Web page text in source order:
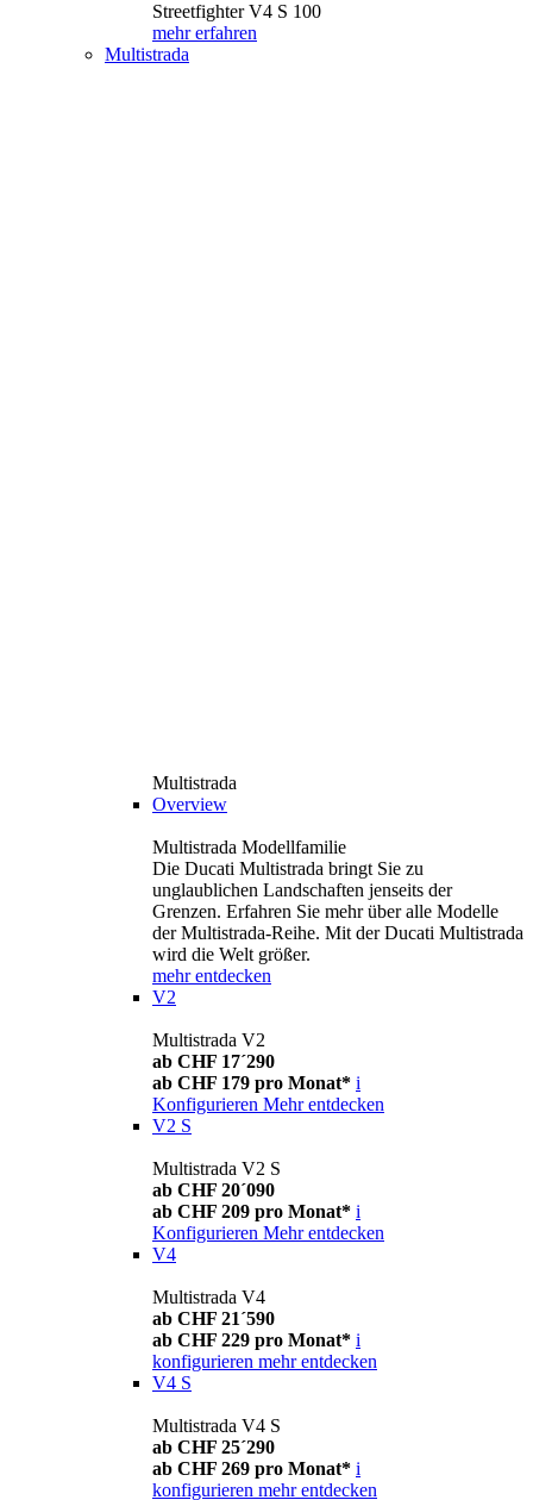
Streetfighter V4 S 100
mehr erfahren
Multistrada
Multistrada
Overview
Multistrada Modellfamilie
Die Ducati Multistrada bringt Sie zu
unglaublichen Landschaften jenseits der
Grenzen. Erfahren Sie mehr über alle Modelle
der Multistrada-Reihe. Mit der Ducati Multistrada
wird die Welt größer.
mehr entdecken
V2
Multistrada V2
ab CHF 17´290
ab CHF 179 pro Monat* i
Konfigurieren Mehr entdecken
V2 S
Multistrada V2 S
ab CHF 20´090
ab CHF 209 pro Monat* i
Konfigurieren Mehr entdecken
V4
Multistrada V4
ab CHF 21´590
ab CHF 229 pro Monat* i
konfigurieren mehr entdecken
V4 S
Multistrada V4 S
ab CHF 25´290
ab CHF 269 pro Monat* i
konfigurieren mehr entdecken